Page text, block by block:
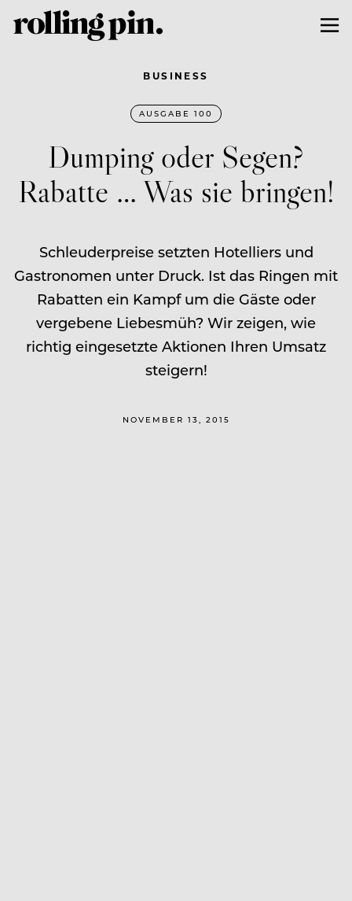
BUSINESS
AUSGABE 100
Dumping oder Segen?
Rabatte … Was sie bringen!
Schleuderpreise setzten Hotelliers und
Gastronomen unter Druck. Ist das Ringen mit
Rabatten ein Kampf um die Gäste oder
vergebene Liebesmüh? Wir zeigen, wie
richtig eingesetzte Aktionen Ihren Umsatz
steigern!
NOVEMBER 13, 2015